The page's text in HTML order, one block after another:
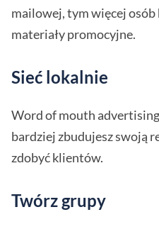
mailowej, tym więcej osób
materiały promocyjne.
Sieć lokalnie
Word of mouth
bardziej zbudujesz swoją
zdobyć klientów.
Twórz grupy